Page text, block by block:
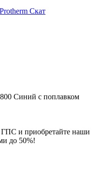
Синий с поплавком
ГПС и приобретайте наши
до 50%!